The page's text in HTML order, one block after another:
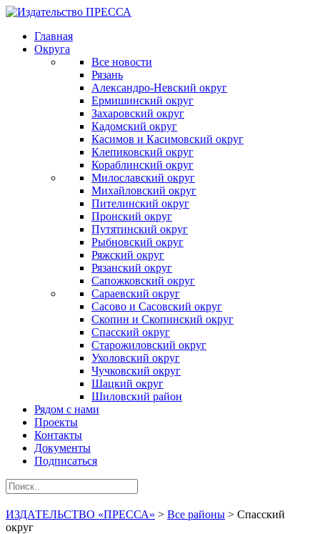
Главная
Округа
Все новости
Рязань
Александро-Невский округ
Ермишинский округ
Захаровский округ
Кадомский округ
Касимов и Касимовский округ
Клепиковский округ
Кораблинский округ
Милославский округ
Михайловский округ
Пителинский округ
Пронский округ
Путятинский округ
Рыбновский округ
Ряжский округ
Рязанский округ
Сапожковский округ
Сараевский округ
Сасово и Сасовский округ
Скопин и Скопинский округ
Спасский округ
Старожиловский округ
Ухоловский округ
Чучковский округ
Шацкий округ
Шиловский район
Рядом с нами
Проекты
Контакты
Документы
Подписаться
ИЗДАТЕЛЬСТВО «ПРЕССА» > Все районы > Спасский
округ